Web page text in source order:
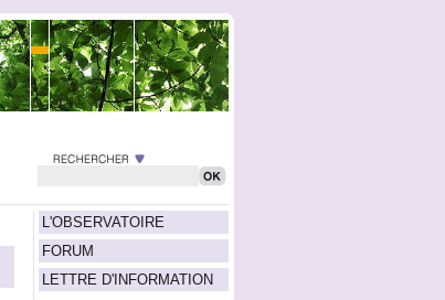
L'OBSERVATOIRE
FORUM
LETTRE D'INFORMATION